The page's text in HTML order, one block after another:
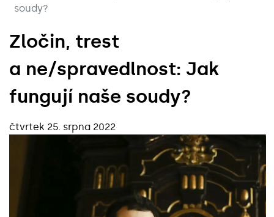
soudy?
Zločin, trest
a ne/spravedlnost: Jak
fungují naše soudy?
čtvrtek 25. srpna 2022